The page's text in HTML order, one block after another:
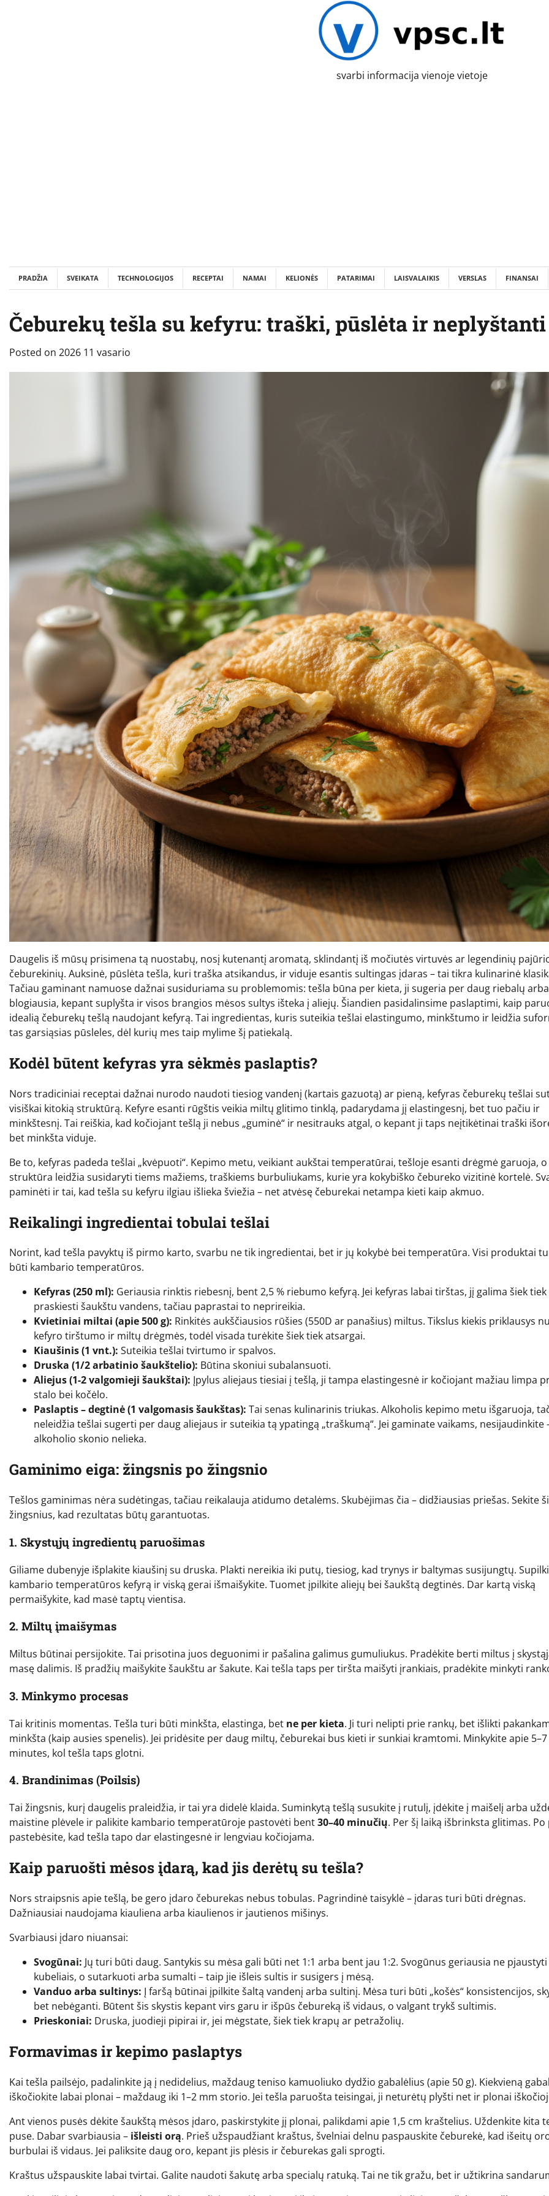
svarbi informacija vienoje vietoje
PRADŽIA SVEIKATA TECHNOLOGIJOS RECEPTAI NAMAI KELIONĖS PATARIMAI LAISVALAIKIS VERSLAS FINANSAI
Čeburekų tešla su kefyru: traški, pūslėta ir neplyštanti
Posted on 2026 11 vasario
Daugelis iš mūsų prisimena tą nuostabų, nosį kutenantį aromatą, sklindantį iš močiutės virtuvės ar legendinių
čeburekinių. Auksinė, pūslėta tešla, kuri traška atsikandus, ir viduje esantis sultingas įdaras – tai tikra kulinarinė
Tačiau gaminant namuose dažnai susiduriama su problemomis: tešla būna per kieta, ji sugeria per daug riebalų
blogiausia, kepant suplyšta ir visos brangios mėsos sultys išteka į aliejų. Šiandien pasidalinsime paslaptimi, kaip
idealią čeburekų tešlą naudojant kefyrą. Tai ingredientas, kuris suteikia tešlai elastingumo, minkštumo ir leidžia
tas garsiąsias pūsleles, dėl kurių mes taip mylime šį patiekalą.
Kodėl būtent kefyras yra sėkmės paslaptis?
Nors tradiciniai receptai dažnai nurodo naudoti tiesiog vandenį (kartais gazuotą) ar pieną, kefyras čeburekų tešlai
visiškai kitokią struktūrą. Kefyre esanti rūgštis veikia miltų glitimo tinklą, padarydama jį elastingesnį, bet tuo pačiu ir
minkštesnį. Tai reiškia, kad kočiojant tešlą ji nebus „guminė“ ir nesitrauks atgal, o kepant ji taps neįtikėtinai traški
bet minkšta viduje.
Be to, kefyras padeda tešlai „kvėpuoti“. Kepimo metu, veikiant aukštai temperatūrai, tešloje esanti drėgmė garuoja,
struktūra leidžia susidaryti tiems mažiems, traškiems burbuliukams, kurie yra kokybiško čebureko vizitinė kortelė.
paminėti ir tai, kad tešla su kefyru ilgiau išlieka šviežia – net atvėsę čeburekai netampa kieti kaip akmuo.
Reikalingi ingredientai tobulai tešlai
Norint, kad tešla pavyktų iš pirmo karto, svarbu ne tik ingredientai, bet ir jų kokybė bei temperatūra. Visi produktai
būti kambario temperatūros.
Kefyras (250 ml): Geriausia rinktis riebesnį, bent 2,5 % riebumo kefyrą. Jei kefyras labai tirštas, jį galima šiek tiek
praskiesti šaukštu vandens, tačiau paprastai to neprireikia.
Kvietiniai miltai (apie 500 g): Rinkitės aukščiausios rūšies (550D ar panašius) miltus. Tikslus kiekis priklausys
kefyro tirštumo ir miltų drėgmės, todėl visada turėkite šiek tiek atsargai.
Kiaušinis (1 vnt.): Suteikia tešlai tvirtumo ir spalvos.
Druska (1/2 arbatinio šaukštelio): Būtina skoniui subalansuoti.
Aliejus (1-2 valgomieji šaukštai): Įpylus aliejaus tiesiai į tešlą, ji tampa elastingesnė ir kočiojant mažiau limpa
stalo bei kočėlo.
Paslaptis – degtinė (1 valgomasis šaukštas): Tai senas kulinarinis triukas. Alkoholis kepimo metu išgaruoja,
neleidžia tešlai sugerti per daug aliejaus ir suteikia tą ypatingą „traškumą“. Jei gaminate vaikams, nesijaudinkite
alkoholio skonio nelieka.
Gaminimo eiga: žingsnis po žingsnio
Tešlos gaminimas nėra sudėtingas, tačiau reikalauja atidumo detalėms. Skubėjimas čia – didžiausias priešas. Sekite
žingsnius, kad rezultatas būtų garantuotas.
1. Skystųjų ingredientų paruošimas
Giliame dubenyje išplakite kiaušinį su druska. Plakti nereikia iki putų, tiesiog, kad trynys ir baltymas susijungtų.
kambario temperatūros kefyrą ir viską gerai išmaišykite. Tuomet įpilkite aliejų bei šaukštą degtinės. Dar kartą viską
permaišykite, kad masė taptų vientisa.
2. Miltų įmaišymas
Miltus būtinai persijokite. Tai prisotina juos deguonimi ir pašalina galimus gumuliukus. Pradėkite berti miltus į
masę dalimis. Iš pradžių maišykite šaukštu ar šakute. Kai tešla taps per tiršta maišyti įrankiais, pradėkite minkyti
3. Minkymo procesas
Tai kritinis momentas. Tešla turi būti minkšta, elastinga, bet ne per kieta. Ji turi nelipti prie rankų, bet išlikti
minkšta (kaip ausies spenelis). Jei pridėsite per daug miltų, čeburekai bus kieti ir sunkiai kramtomi. Minkykite apie 5–7
minutes, kol tešla taps glotni.
4. Brandinimas (Poilsis)
Tai žingsnis, kurį daugelis praleidžia, ir tai yra didelė klaida. Suminkytą tešlą susukite į rutulį, įdėkite į maišelį arba
maistine plėvele ir palikite kambario temperatūroje pastovėti bent30–40 minučių. Per šį laiką išbrinksta glitimas. Po
pastebėsite, kad tešla tapo dar elastingesnė ir lengviau kočiojama.
Kaip paruošti mėsos įdarą, kad jis derėtų su tešla?
Nors straipsnis apie tešlą, be gero įdaro čeburekas nebus tobulas. Pagrindinė taisyklė – įdaras turi būti drėgnas.
Dažniausiai naudojama kiauliena arba kiaulienos ir jautienos mišinys.
Svarbiausi įdaro niuansai:
Svogūnai: Jų turi būti daug. Santykis su mėsa gali būti net 1:1 arba bent jau 1:2. Svogūnus geriausia ne pjaustyti
kubeliais, o sutarkuoti arba sumalti – taip jie išleis sultis ir susigers į mėsą.
Vanduo arba sultinys: Į faršą būtinai įpilkite šaltą vandenį arba sultinį. Mėsa turi būti „košės“ konsistencijos,
bet nebėganti. Būtent šis skystis kepant virs garu ir išpūs čebureką iš vidaus, o valgant trykš sultimis.
Prieskoniai: Druska, juodieji pipirai ir, jei mėgstate, šiek tiek krapų ar petražolių.
Formavimas ir kepimo paslaptys
Kai tešla pailsėjo, padalinkite ją į nedidelius, maždaug teniso kamuoliuko dydžio gabalėlius (apie 50 g). Kiekvieną
iškočiokite labai plonai – maždaug iki 1–2 mm storio. Jei tešla paruošta teisingai, ji neturėtų plyšti net ir plonai
Ant vienos pusės dėkite šaukštą mėsos įdaro, paskirstykite jį plonai, palikdami apie 1,5 cm kraštelius. Uždenkite kita
puse. Dabar svarbiausia – išleisti orą. Prieš užspaudžiant kraštus, švelniai delnu paspauskite čeburekė, kad išeitų
burbulai iš vidaus. Jei paliksite daug oro, kepant jis plėsis ir čeburekas gali sprogti.
Kraštus užspauskite labai tvirtai. Galite naudoti šakutę arba specialų ratuką. Tai ne tik gražu, bet ir užtikrina